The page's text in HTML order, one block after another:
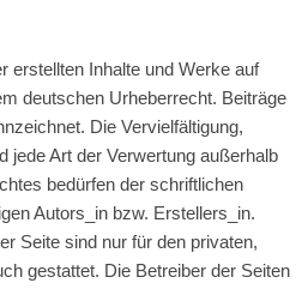
erstellten Inhalte und Werke auf
deutschen Urheberrecht. Beiträge
Die Vervielfältigung,
jede Art der Verwertung außerhalb
bedürfen der schriftlichen
Autors_in bzw. Erstellers_in.
Seite sind nur für den privaten,
gestattet. Die Betreiber der Seiten